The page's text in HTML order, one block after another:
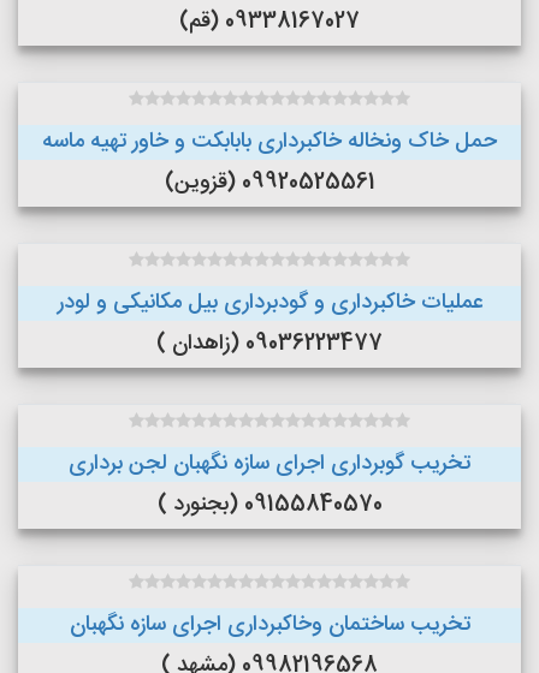
09338167027 (قم)
حمل خاک ونخاله خاکبرداری بابابکت و خاور تهیه ماسه
09920525561 (قزوین)
عملیات خاکبرداری و گودبرداری بیل مکانیکی و لودر
09036223477 (زاهدان )
تخریب گوبرداری اجرای سازه نگهبان لجن برداری
09155840570 (بجنورد )
تخریب ساختمان وخاکبرداری اجرای سازه نگهبان
09982196568 (مشهد )